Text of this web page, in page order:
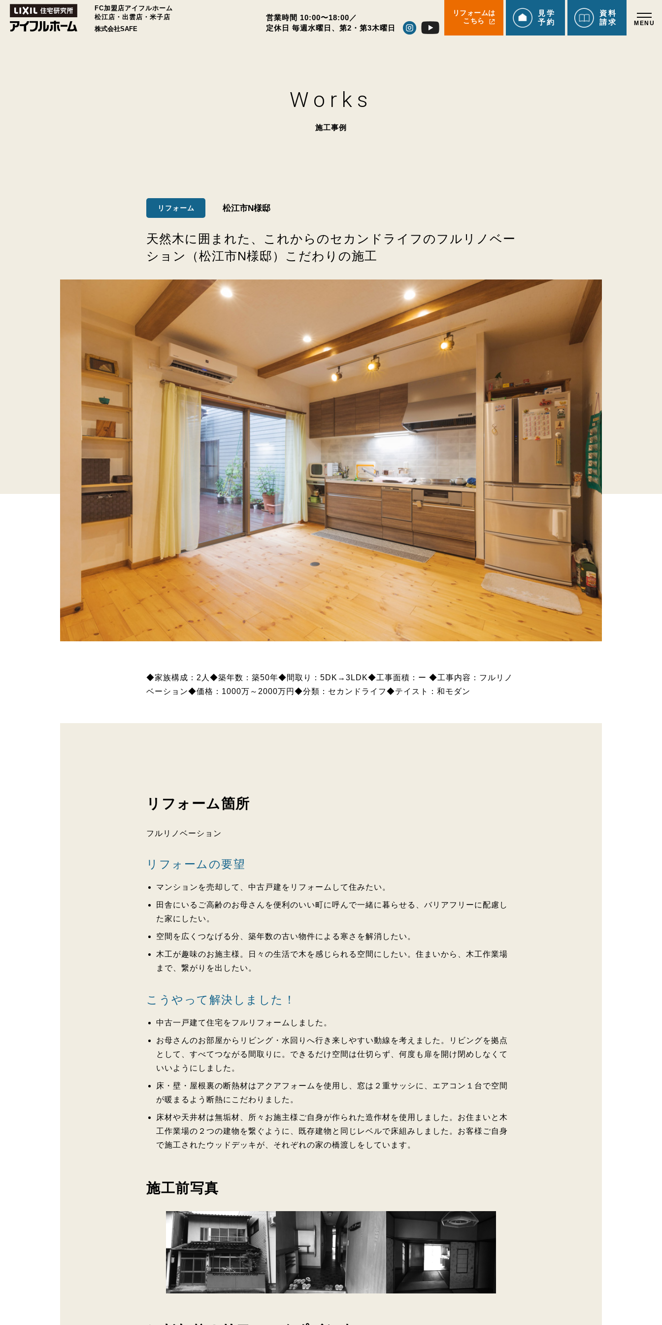
FC加盟店アイフルホーム
松江店・出雲店・米子店
株式会社SAFE
営業時間 10:00〜18:00／
定休日 毎週水曜日、 第2・第3木曜日
リフォームは
こちら
見学
予約
資料
請求
Works
施工事例
リフォーム 松江市N様邸
天然木に囲まれた、これからのセカンドライフのフルリノベー
ション（松江市N様邸）こだわりの施工
◆家族構成：2人◆築年数：築50年◆間取り：5DK→3LDK◆工事面積：ー ◆工事内容：フルリノ
ベーション◆価格：1000万～2000万円◆分類：セカンドライフ◆テイスト：和モダン
リフォーム箇所
フルリノベーション
リフォームの要望
マンションを売却して、中古戸建をリフォームして住みたい。
田舎にいるご高齢のお母さんを便利のいい町に呼んで一緒に暮らせる、バリアフリーに配慮し
た家にしたい。
空間を広くつなげる分、築年数の古い物件による寒さを解消したい。
木工が趣味のお施主様。日々の生活で木を感じられる空間にしたい。住まいから、木工作業場
まで、繋がりを出したい。
こうやって解決しました！
中古一戸建て住宅をフルリフォームしました。
お母さんのお部屋からリビング・水回りへ行き来しやすい動線を考えました。リビングを拠点
として、すべてつながる間取りに。できるだけ空間は仕切らず、何度も扉を開け閉めしなくて
いいようにしました。
床・壁・屋根裏の断熱材はアクアフォームを使用し、窓は２重サッシに、エアコン１台で空間
が暖まるよう断熱にこだわりました。
床材や天井材は無垢材、所々お施主様ご自身が作られた造作材を使用しました。お住まいと木
工作業場の２つの建物を繋ぐように、既存建物と同じレベルで床組みしました。お客様ご自身
で施工されたウッドデッキが、それぞれの家の橋渡しをしています。
施工前写真